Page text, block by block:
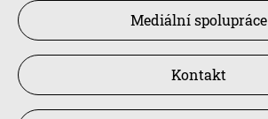
Mediální spolupráce
Kontakt